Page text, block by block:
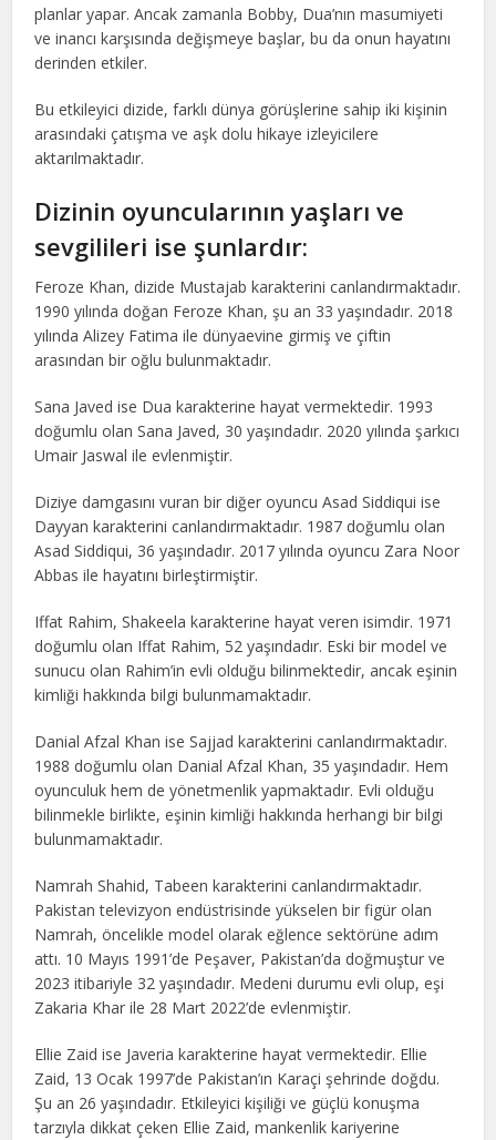
planlar yapar. Ancak zamanla Bobby, Dua’nın masumiyeti
ve inancı karşısında değişmeye başlar, bu da onun hayatını
derinden etkiler.
Bu etkileyici dizide, farklı dünya görüşlerine sahip iki kişinin
arasındaki çatışma ve aşk dolu hikaye izleyicilere
aktarılmaktadır.
Dizinin oyuncularının yaşları ve
sevgilileri ise şunlardır:
Feroze Khan, dizide Mustajab karakterini canlandırmaktadır.
1990 yılında doğan Feroze Khan, şu an 33 yaşındadır. 2018
yılında Alizey Fatima ile dünyaevine girmiş ve çiftin
arasından bir oğlu bulunmaktadır.
Sana Javed ise Dua karakterine hayat vermektedir. 1993
doğumlu olan Sana Javed, 30 yaşındadır. 2020 yılında şarkıcı
Umair Jaswal ile evlenmiştir.
Diziye damgasını vuran bir diğer oyuncu Asad Siddiqui ise
Dayyan karakterini canlandırmaktadır. 1987 doğumlu olan
Asad Siddiqui, 36 yaşındadır. 2017 yılında oyuncu Zara Noor
Abbas ile hayatını birleştirmiştir.
Iffat Rahim, Shakeela karakterine hayat veren isimdir. 1971
doğumlu olan Iffat Rahim, 52 yaşındadır. Eski bir model ve
sunucu olan Rahim’in evli olduğu bilinmektedir, ancak eşinin
kimliği hakkında bilgi bulunmamaktadır.
Danial Afzal Khan ise Sajjad karakterini canlandırmaktadır.
1988 doğumlu olan Danial Afzal Khan, 35 yaşındadır. Hem
oyunculuk hem de yönetmenlik yapmaktadır. Evli olduğu
bilinmekle birlikte, eşinin kimliği hakkında herhangi bir bilgi
bulunmamaktadır.
Namrah Shahid, Tabeen karakterini canlandırmaktadır.
Pakistan televizyon endüstrisinde yükselen bir figür olan
Namrah, öncelikle model olarak eğlence sektörüne adım
attı. 10 Mayıs 1991’de Peşaver, Pakistan’da doğmuştur ve
2023 itibariyle 32 yaşındadır. Medeni durumu evli olup, eşi
Zakaria Khar ile 28 Mart 2022’de evlenmiştir.
Ellie Zaid ise Javeria karakterine hayat vermektedir. Ellie
Zaid, 13 Ocak 1997’de Pakistan’ın Karaçi şehrinde doğdu.
Şu an 26 yaşındadır. Etkileyici kişiliği ve güçlü konuşma
tarzıyla dikkat çeken Ellie Zaid, mankenlik kariyerine